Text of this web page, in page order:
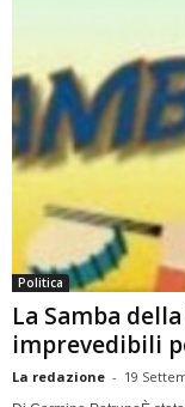
Politica
La Samba
imprevedibili
La redazione - 19